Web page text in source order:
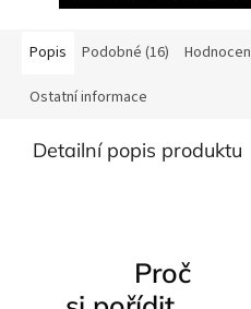
Popis Podobné (16)
Ostatní informace
Detailní popis produktu
Proč